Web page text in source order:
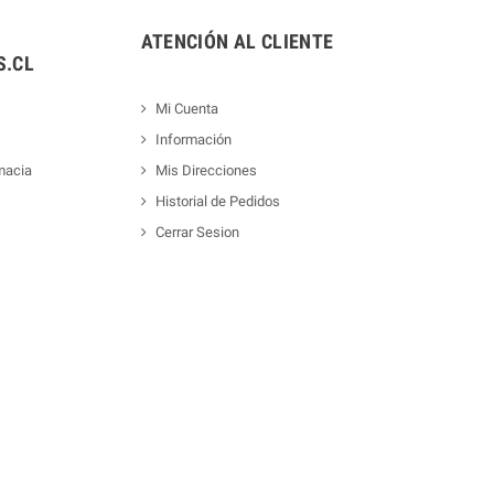
ATENCIÓN AL CLIENTE
Mi Cuenta
Información
Mis Direcciones
Historial de Pedidos
Cerrar Sesion